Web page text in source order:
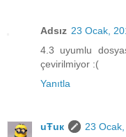
Adsız 23 Ocak,
4.3 uyumlu
çevirilmiyor :(
Yanıtla
uŦuк
23